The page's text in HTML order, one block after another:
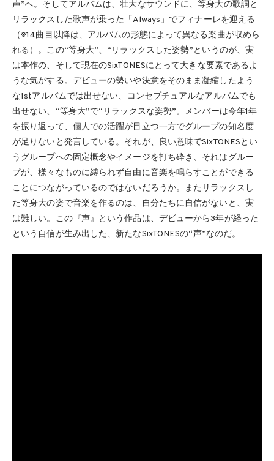
声”へ。そしてアルバムは、壮大なサウンドに、等身大の歌詞と
リラックスした歌声が乗った「Always」でフィナーレを迎える
（※14曲目以降は、アルバムの形態によって異なる楽曲が収めら
れる）。この“等身大”、“リラックスした姿勢”というのが、実
は本作の、そして現在のSixTONESにとって大きな要素であるよ
うな気がする。デビューの勢いや決意をそのまま凝縮したよう
な1stアルバムでは出せない、コンセプチュアルなアルバムでも
出せない、“等身大”で“リラックスな姿勢”。メンバーは今年1年
を振り返って、個人での活躍が目立つ一方でグループの知名度
が足りないと発言している。それが、良い意味でSixTONESとい
うグループへの固定概念やイメージを打ち砕き、それはグルー
プが、様々なものに縛られず自由に音楽を鳴らすことができる
ことにつながっているのではないだろうか。またリラックスし
た等身大の姿で音楽を作るのは、自分たちに自信がないと、実
は難しい。この『声』という作品は、デビューから3年が経った
という自信が生み出した、新たなSixTONESの“声”なのだ。